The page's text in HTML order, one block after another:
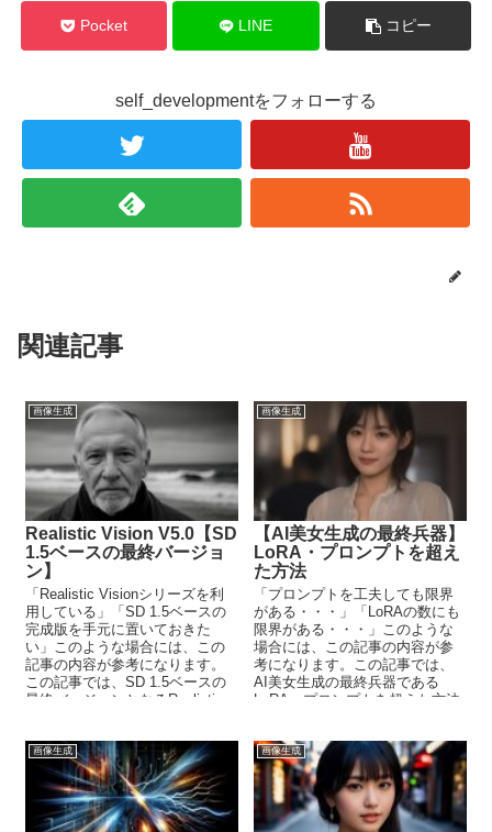
Pocket LINE コピー
self_developmentをフォローする
関連記事
画像生成
Realistic Vision V5.0【SD
1.5ベースの最終バージョ
ン】
「Realistic Visionシリーズを利
用している」「SD 1.5ベースの
完成版を手元に置いておきた
い」このような場合には、この
記事の内容が参考になります。
この記事では、SD 1.5ベースの
最終バージョンとなるRealistic
画像生成
【AI美女生成の最終兵器】
LoRA・プロンプトを超え
た方法
「プロンプトを工夫しても限界
がある・・・」「LoRAの数にも
限界がある・・・」このような
場合には、この記事の内容が参
考になります。この記事では、
AI美女生成の最終兵器である
LoRA・プロンプトを超えた方法
画像生成 画像生成